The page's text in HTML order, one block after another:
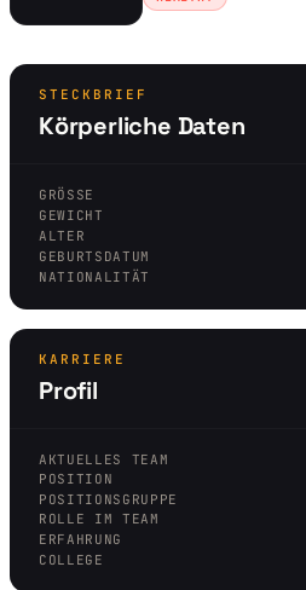
STECKBRIEF
Körperliche Daten
GRÖSSE
GEWICHT
ALTER
GEBURTSDATUM
NATIONALITÄT
KARRIERE
Profil
AKTUELLES TEAM
POSITION
POSITIONSGRUPPE
ROLLE IM TEAM
ERFAHRUNG
COLLEGE